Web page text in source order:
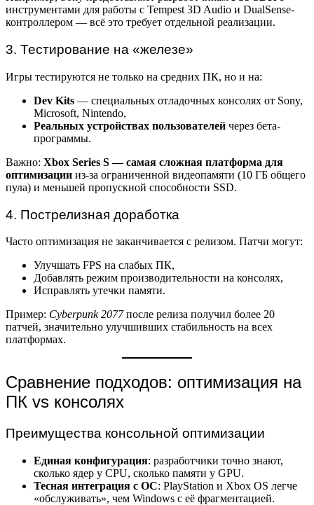
инструментами для работы с Tempest 3D Audio и DualSense-
контроллером — всё это требует отдельной реализации.
3. Тестирование на «железе»
Игры тестируются не только на средних ПК, но и на:
Dev Kits — специальных отладочных консолях от Sony,
Microsoft, Nintendo,
Реальных устройствах пользователей через бета-
программы.
Важно: Xbox Series S — самая сложная платформа для
оптимизации из-за ограниченной видеопамяти (10 ГБ общего
пула) и меньшей пропускной способности SSD.
4. Пострелизная доработка
Часто оптимизация не заканчивается с релизом. Патчи могут:
Улучшать FPS на слабых ПК,
Добавлять режим производительности на консолях,
Исправлять утечки памяти.
Пример: Cyberpunk 2077после релиза получил более 20
патчей, значительно улучшивших стабильность на всех
платформах.
Сравнение подходов: оптимизация на
ПК vs консолях
Преимущества консольной оптимизации
Единая конфигурация: разработчики точно знают,
сколько ядер у CPU, сколько памяти у GPU.
Тесная интеграция с ОС: PlayStation и Xbox OS легче
«обслуживать», чем Windows с её фрагментацией.